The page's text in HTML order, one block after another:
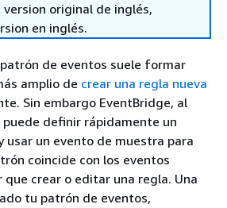
original de inglés,
en inglés.
de eventos suele formar
amplio de crear una regla nueva
Sin embargo EventBridge, al
puede definir rápidamente un
usar un evento de muestra para
coincide con los eventos
que crear o editar una regla. Una
tu patrón de eventos,